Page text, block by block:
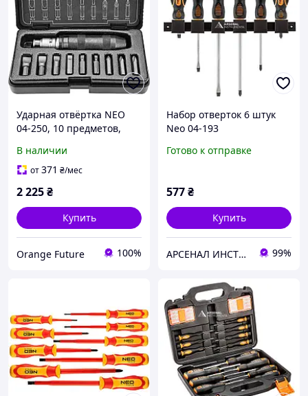
Ударная отвёртка NEO
04-250, 10 предметов,
В наличии
от371 ₴/мес
2 225₴
Купить
Orange Future 100%
Набор отверток 6 штук
Neo 04-193
Готово к отправке
577₴
Купить
АРСЕНАЛ ИНСТРУМЕНТА 99%